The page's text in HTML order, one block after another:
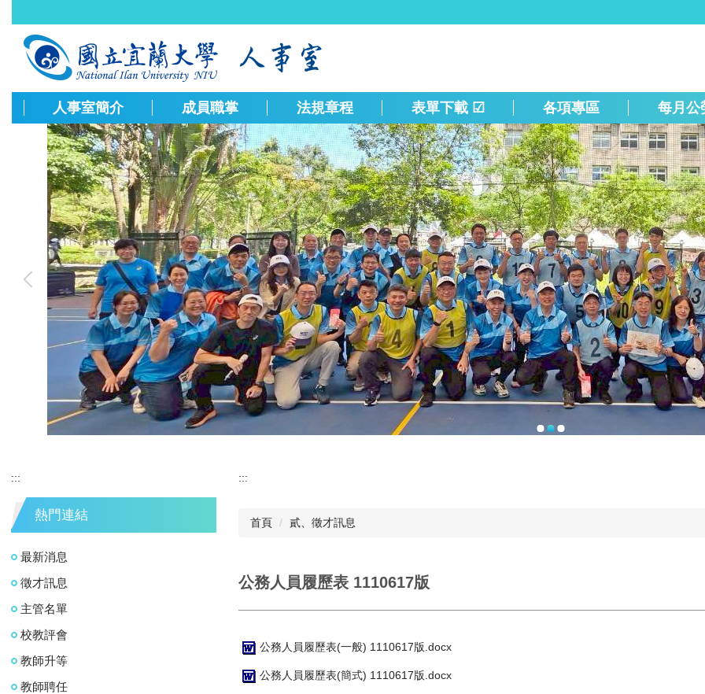
到
容
人事室簡介 成員職掌 法規章程 表單下載 ☑ 各項專區 每月公
:::
熱門連結
最新消息
徵才訊息
主管名單
校教評會
教師升等
教師聘任
:::
首頁 貳、徵才訊息
公務人員履歷表 1110617版
公務人員履歷表(一般) 1110617版.docx
公務人員履歷表(簡式) 1110617版.docx